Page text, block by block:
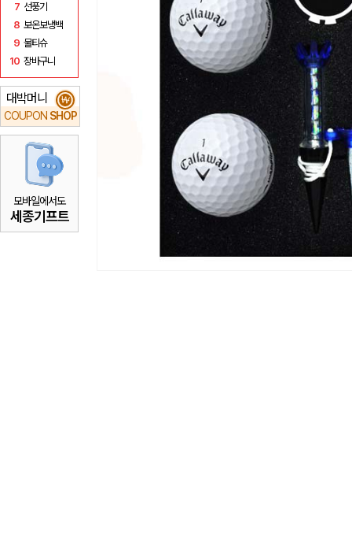
7 선풍기
8 보온보냉백
9 물티슈
10 장바구니
대박머니
COUPON SHOP
₩
모바일에서도
세종기프트